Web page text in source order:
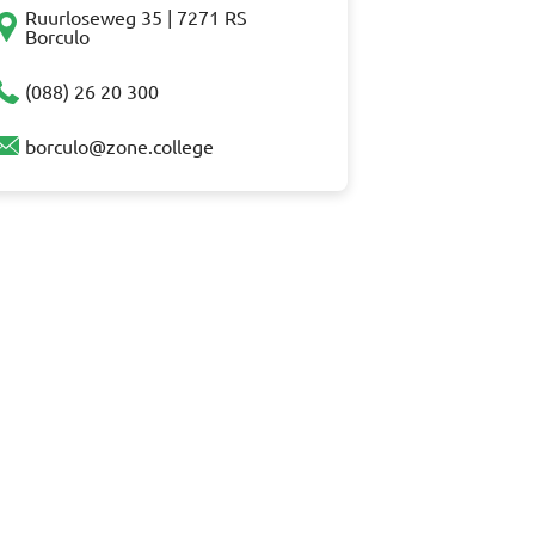
Ruurloseweg 35 | 7271 RS
Borculo
(088) 26 20 300
borculo@zone.college